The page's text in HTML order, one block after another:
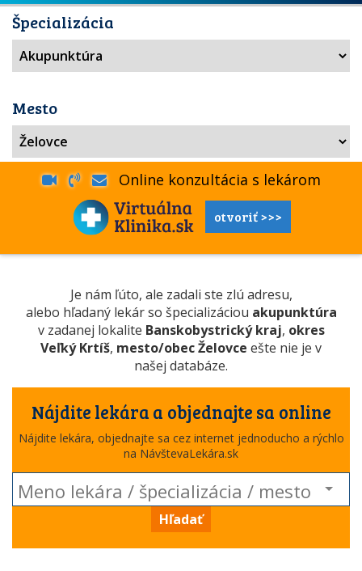
Špecializácia
Mesto
Online konzultácia s lekárom
otvoriť >>>
Je nám ľúto, ale zadali ste zlú adresu,
alebo hľadaný lekár so špecializáciou akupunktúra
v zadanej lokalite Banskobystrický kraj, okres
Veľký Krtíš, mesto/obec Želovce ešte nie je v
našej databáze.
Nájdite lekára a objednajte sa online
Nájdite lekára, objednajte sa cez internet jednoducho a rýchlo
na NávštevaLekára.sk
Hľadať